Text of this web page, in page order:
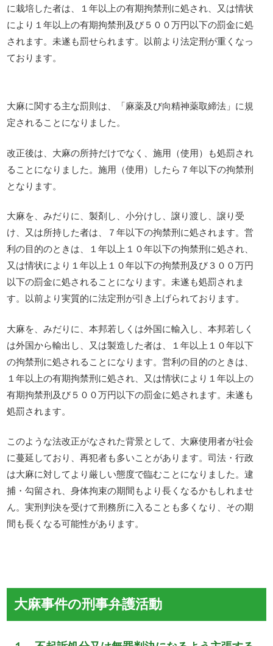
に栽培した者は、１年以上の有期拘禁刑に処され、又は情状
により１年以上の有期拘禁刑及び５００万円以下の罰金に処
されます。未遂も罰せられます。以前より法定刑が重くなっ
ております。
大麻に関する主な罰則は、「麻薬及び向精神薬取締法」に規
定されることになりました。
改正後は、大麻の所持だけでなく、施用（使用）も処罰され
ることになりました。施用（使用）したら７年以下の拘禁刑
となります。
大麻を、みだりに、製剤し、小分けし、譲り渡し、譲り受
け、又は所持した者は、７年以下の拘禁刑に処されます。営
利の目的のときは、１年以上１０年以下の拘禁刑に処され、
又は情状により１年以上１０年以下の拘禁刑及び３００万円
以下の罰金に処されることになります。未遂も処罰されま
す。以前より実質的に法定刑が引き上げられております。
大麻を、みだりに、本邦若しくは外国に輸入し、本邦若しく
は外国から輸出し、又は製造した者は、１年以上１０年以下
の拘禁刑に処されることになります。営利の目的のときは、
１年以上の有期拘禁刑に処され、又は情状により１年以上の
有期拘禁刑及び５００万円以下の罰金に処されます。未遂も
処罰されます。
このような法改正がなされた背景として、大麻使用者が社会
に蔓延しており、再犯者も多いことがあります。司法・行政
は大麻に対してより厳しい態度で臨むことになりました。逮
捕・勾留され、身体拘束の期間もより長くなるかもしれませ
ん。実刑判決を受けて刑務所に入ることも多くなり、その期
間も長くなる可能性があります。
大麻事件の刑事弁護活動